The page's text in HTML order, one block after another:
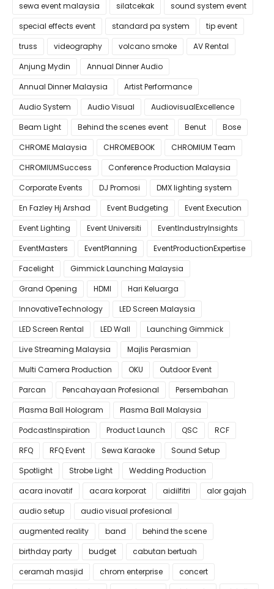
sewa event malaysia
silatcekak
sound system event
special effects event
standard pa system
tip event
truss
videography volcano smoke
AV Rental
Anjung Mydin
Annual Dinner Audio
Annual Dinner Malaysia
Artist Performance
Audio System
Audio Visual
AudiovisualExcellence
Beam Light
Behind the scenes event Benut
Bose
CHROME Malaysia
CHROMEBOOK
CHROMIUM Team
CHROMIUMSuccess
Conference Production Malaysia
Corporate Events
DJ Promosi
DMX lighting system
En Fazley Hj Arshad
Event Budgeting
Event Execution
Event Lighting
Event Universiti
EventIndustryInsights
EventMasters
EventPlanning
EventProductionExpertise
Facelight
Gimmick Launching Malaysia
Grand Opening
HDMI
Hari Keluarga
InnovativeTechnology
LED Screen Malaysia
LED Screen Rental
LED Wall
Launching Gimmick
Live Streaming Malaysia
Majlis Perasmian
Multi Camera Production
OKU
Outdoor Event
Parcan
Pencahayaan Profesional
Persembahan
Plasma Ball Hologram
Plasma Ball Malaysia
PodcastInspiration
Product Launch QSC
RCF
RFQ
RFQ Event Sewa Karaoke
Sound Setup
Spotlight
Strobe Light
Wedding Production
acara inovatif
acara korporat aidilfitri
alor gajah
audio setup
audio visual profesional
augmented reality
band
behind the scene
birthday party
budget
cabutan bertuah
ceramah masjid
chrom enterprise
concert